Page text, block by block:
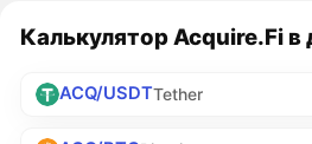
Калькулятор Acquire.Fi в
ACQ/USDTTether